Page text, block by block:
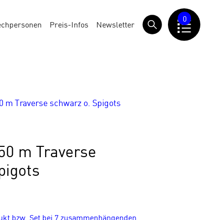
Preis-Infos Newsletter
0
m Traverse schwarz o. Spigots
m Traverse
bzw. Set bei 7 zusammenhängenden